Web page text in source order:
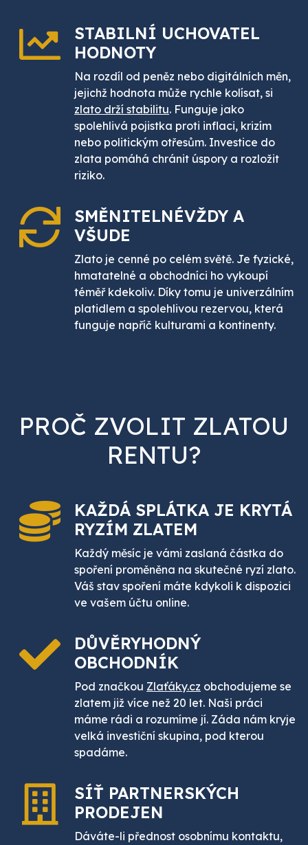
STABILNÍ UCHOVATEL
HODNOTY
Na rozdíl od peněz nebo digitálních měn,
jejichž hodnota může rychle kolísat, si
zlato drží stabilitu. Funguje jako
spolehlivá pojistka proti inflaci, krizím
nebo politickým otřesům. Investice do
zlata pomáhá chránit úspory a rozložit
riziko.
SMĚNITELNÉVŽDY A
VŠUDE
Zlato je cenné po celém světě. Je fyzické,
hmatatelné a obchodníci ho vykoupí
téměř kdekoliv. Díky tomu je univerzálním
platidlem a spolehlivou rezervou, která
funguje napříč kulturami a kontinenty.
PROČ ZVOLIT ZLATOU
RENTU?
KAŽDÁ SPLÁTKA JE KRYTÁ
RYZÍM ZLATEM
Každý měsíc je vámi zaslaná částka do
spoření proměněna na skutečné ryzí zlato.
Váš stav spoření máte kdykoli k dispozici
ve vašem účtu online.
DŮVĚRYHODNÝ
OBCHODNÍK
Pod značkou Zlaťáky.cz obchodujeme se
zlatem již více než 20 let. Naši práci
máme rádi a rozumíme jí. Záda nám kryje
velká investiční skupina, pod kterou
spadáme.
SÍŤ PARTNERSKÝCH
PRODEJEN
Dáváte-li přednost osobnímu kontaktu,